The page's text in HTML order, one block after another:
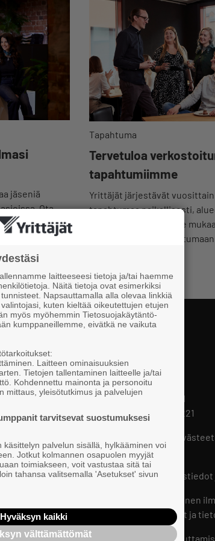
jäseniä
Ota
Tapahtuma
Tervetuloa
tapahtumiimme
Yrittäjät järjestävät vuosittain
tapahtumaa paikallisesti,
valtakunnallisesti! Tule
verkossa tai
ja paikallista
Suomen Yrittäjät
PL 999, 00101 HELSINKI
Puhelinvaihde 09 229 221
Tietosuojaseloste ja evästeet
Evästeasetukset
Keskusjärjestön yhteystiedot
Suomen Yrittäjien sisäinen
Ilmoituskanavan ohjeet ja
Suomen Yrittäjien
laitteeseesi tietoja ja/tai haemme
Näitä tietoja ovat esimerkiksi
Napsauttamalla alla olevaa linkkiä
kuten kieltää oikeutettujen etujen
myös myöhemmin Tietosuojakäytäntö-
kumppaneillemme, eivätkä ne vaikuta
Laitteen ominaisuuksien
Tietojen tallentaminen laitteelle ja/tai
Kohdennettu mainonta ja personoitu
mittaus, yleisötutkimus ja palvelujen
tarvitsevat suostumuksesi
käsittelyn palvelun sisällä, hylkääminen voi
Jotkut kolmannen osapuolen myyjät
toimiakseen, voit vastustaa sitä tai
tahansa valitsemalla 'Asetukset' sivun
Hyväksyn kaikki
välttämättömät